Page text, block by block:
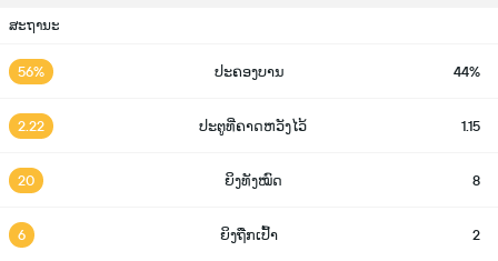
ສະຖານະ
56% ປະຄອງບານ 44%
2.22 ປະຕູທີ່ຄາດຫວັງໄວ້ 1.15
20 ຍິງທັງໝົດ 8
6 ຍິງຖືກເປົ້າ 2